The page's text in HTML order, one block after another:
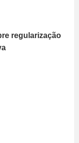
regularização